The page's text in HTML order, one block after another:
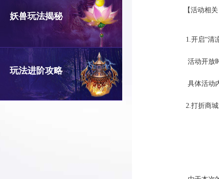
妖兽玩法揭秘
玩法进阶攻略
【活动相关
1.开启“清
活动开放时
具体活动
2.打折商城“